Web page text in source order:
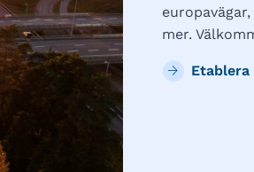
mer.
Etablera